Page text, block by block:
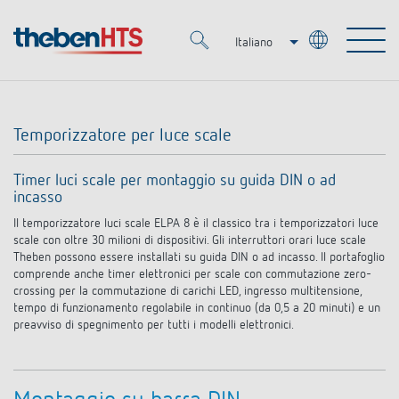
Italiano
Prodotti
Smart Home
DALI
Fari a LED
OEM
Soluzioni OEM
Esperti OEM
Soluzioni
Regolazione del tempo e della luce
Controllo dell'illuminazione DALI-2
Servizio
Mediateca
Temporizzatore per luce scale
Timer luci scale per montaggio su guida DIN o ad
incasso
Il temporizzatore luci scale ELPA 8 è il classico tra i temporizzatori luce
scale con oltre 30 milioni di dispositivi. Gli interruttori orari luce scale
Theben possono essere installati su guida DIN o ad incasso. Il portafoglio
comprende anche timer elettronici per scale con commutazione zero-
crossing per la commutazione di carichi LED, ingresso multitensione,
tempo di funzionamento regolabile in continuo (da 0,5 a 20 minuti) e un
preavviso di spegnimento per tutti i modelli elettronici.